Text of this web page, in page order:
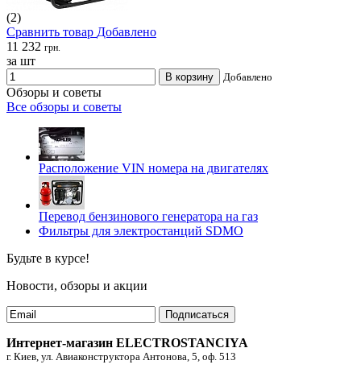
(2)
Сравнить товар Добавлено
11 232 грн.
за шт
В корзину Добавлено
Обзоры и советы
Все обзоры и советы
Расположение VIN номера на двигателях
Перевод бензинового генератора на газ
Фильтры для электростанций SDMO
Будьте в курсе!
Новости, обзоры и акции
Подписаться
Интернет-магазин ELECTROSTANCIYA
г. Киев, ул. Авиаконструктора Антонова, 5, оф. 513